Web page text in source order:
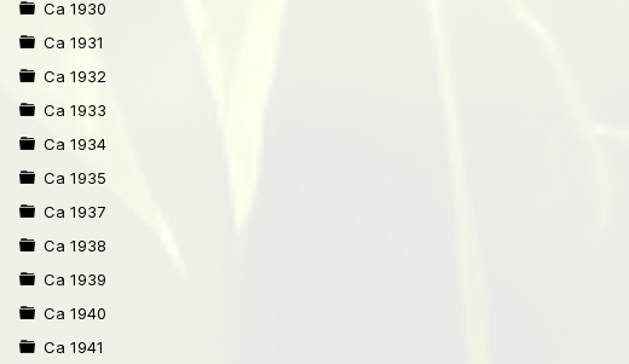
Ca 1930
Ca 1931
Ca 1932
Ca 1933
Ca 1934
Ca 1935
Ca 1937
Ca 1938
Ca 1939
Ca 1940
Ca 1941